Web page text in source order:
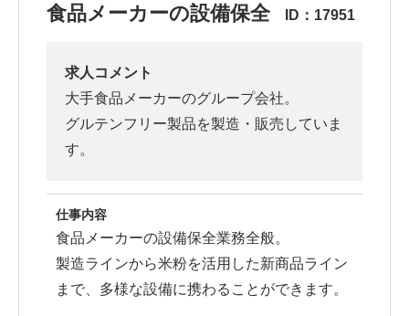
食品メーカーの設備保全 ID：17951
求人コメント
大手食品メーカーのグループ会社。
グルテンフリー製品を製造・販売していま
す。
仕事内容
食品メーカーの設備保全業務全般。
製造ラインから米粉を活用した新商品ライン
まで、多様な設備に携わることができます。